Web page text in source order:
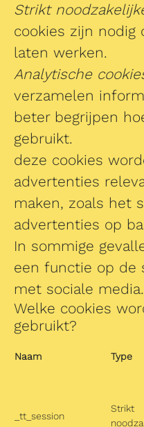
Strikt
cookies zijn nodig
laten werken.
Analytische
verzamelen
beter begrijpen
gebruikt.
deze cookies
advertenties
maken, zoals het
advertenties op
In sommige
een functie op de
met sociale media.
Welke cookies
gebruikt?
Naam Type
_tt_session
Strikt